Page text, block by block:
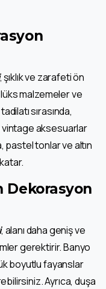
, şıklık ve zarafeti ön
malzemeler ve
sırasında,
aksesuarlar
pastel tonlar ve altın
Dekorasyon
, alanı daha geniş ve
gerektirir. Banyo
boyutlu fayanslar
Ayrıca, duşa